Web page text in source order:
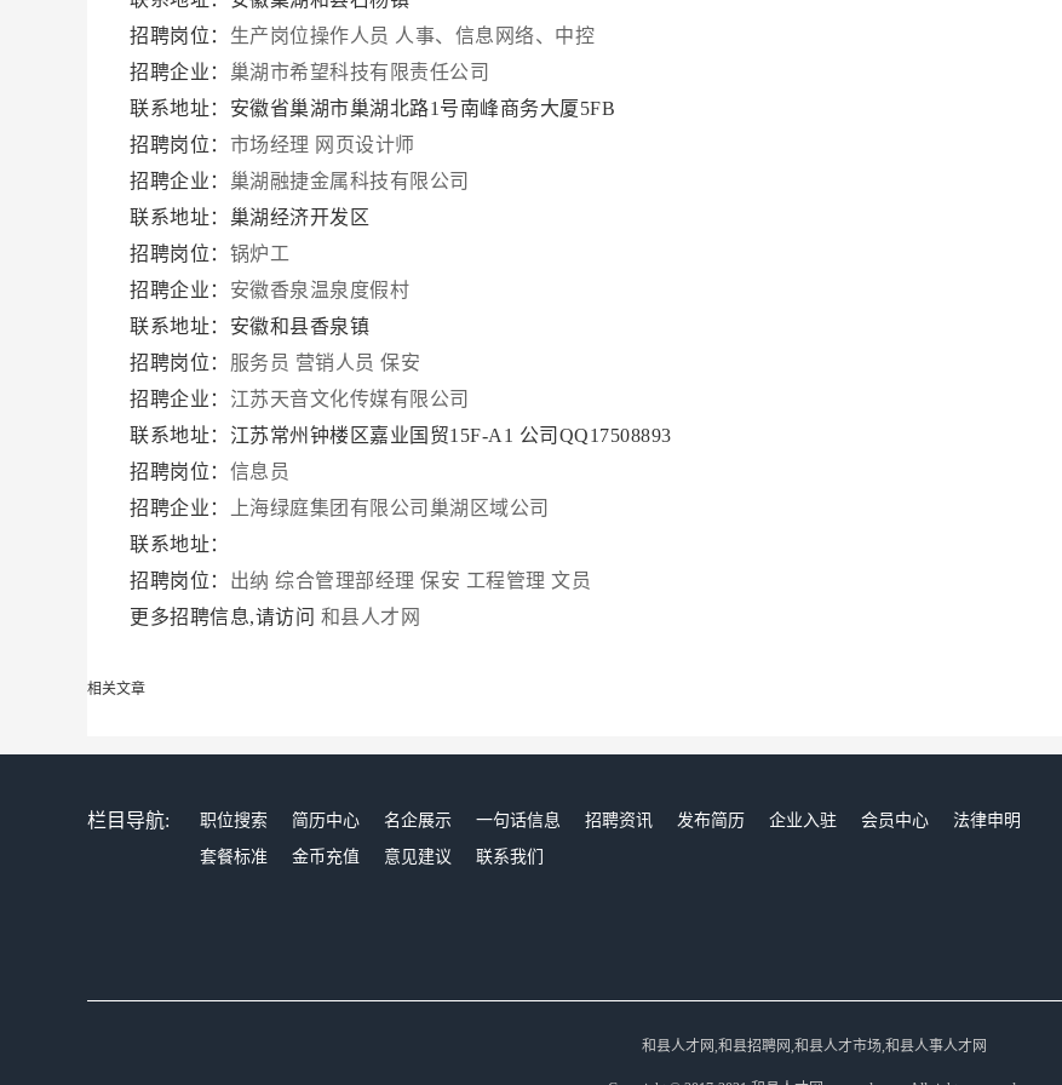
招聘岗位： 生产岗位操作人员 人事、信息网络、中控
招聘企业： 巢湖市希望科技有限责任公司
联系地址：安徽省巢湖市巢湖北路1号南峰商务大厦5FB
招聘岗位： 市场经理 网页设计师
招聘企业： 巢湖融捷金属科技有限公司
联系地址：巢湖经济开发区
招聘岗位： 锅炉工
招聘企业： 安徽香泉温泉度假村
联系地址：安徽和县香泉镇
招聘岗位： 服务员 营销人员 保安
招聘企业： 江苏天音文化传媒有限公司
联系地址：江苏常州钟楼区嘉业国贸15F-A1 公司QQ17508893
招聘岗位： 信息员
招聘企业：
上海绿庭集团有限公司巢湖区域公司
联系地址：
招聘岗位： 出纳 综合管理部经理 保安 工程管理 文员
更多招聘信息,请访问 和县人才网
相关文章
栏目导航: 职位搜索 简历中心 名企展示 一句话信息 招聘资讯 发布简历 企业入驻 会员中心
法律申明
套餐标准
金币充值 意见建议 联系我们
和县人才网,和县招聘网,和县人才市场,和县人事人才网